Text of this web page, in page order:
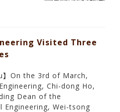
Visited Three
】On the 3rd of March,
Chi-dong Ho,
Dean of the